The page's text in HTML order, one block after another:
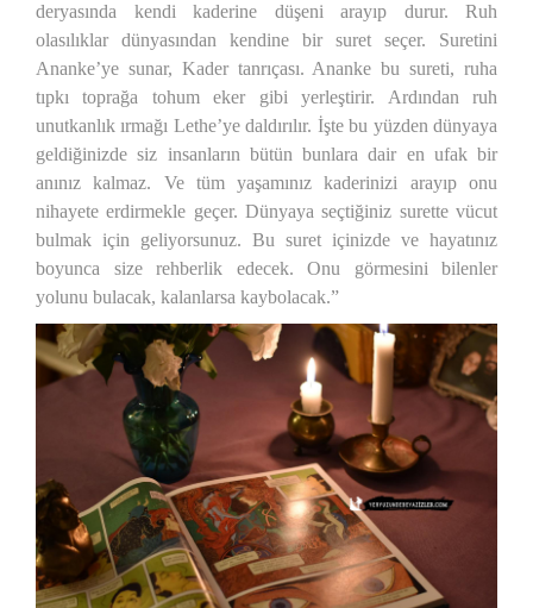
deryasında kendi kaderine düşeni arayıp durur. Ruh
olasılıklar dünyasından kendine bir suret seçer. Suretini
Ananke’ye sunar, Kader tanrıçası. Ananke bu sureti, ruha
tıpkı toprağa tohum eker gibi yerleştirir. Ardından ruh
unutkanlık ırmağı Lethe’ye daldırılır. İşte bu yüzden dünyaya
geldiğinizde siz insanların bütün bunlara dair en ufak bir
anınız kalmaz. Ve tüm yaşamınız kaderinizi arayıp onu
nihayete erdirmekle geçer. Dünyaya seçtiğiniz surette vücut
bulmak için geliyorsunuz. Bu suret içinizde ve hayatınız
boyunca size rehberlik edecek. Onu görmesini bilenler
yolunu bulacak, kalanlarsa kaybolacak.”